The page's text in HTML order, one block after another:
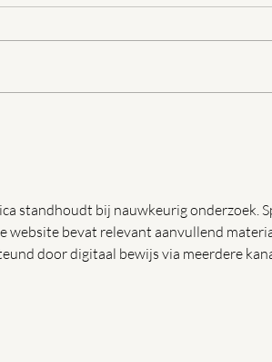
standhoudt bij nauwkeurig onderzoek.
website bevat relevant aanvullend
door digitaal bewijs via meerdere